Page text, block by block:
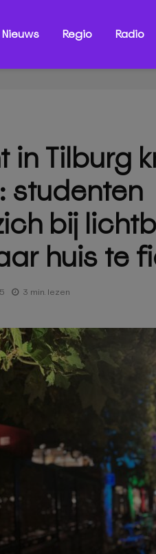
Nieuws Regio Radio
in Tilburg
studenten
bij
huis te
3 min. lezen